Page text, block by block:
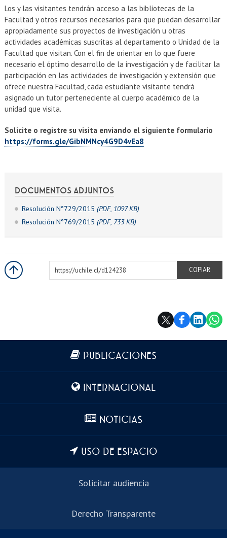
DOCUMENTOS ADJUNTOS
Resolución N°729/2015 (PDF, 1097 KB)
Resolución N°769/2015 (PDF, 733 KB)
Los y las visitantes tendrán acceso a las bibliotecas de la
Facultad y otros recursos necesarios para que puedan desarrollar
apropiadamente sus proyectos de investigación u otras
actividades académicas suscritas al departamento o Unidad de la
Facultad que visitan. Con el fin de orientar en lo que fuere
necesario el óptimo desarrollo de la investigación y de facilitar la
participación en las actividades de investigación y extensión que
ofrece nuestra Facultad, cada estudiante visitante tendrá
asignado un tutor perteneciente al cuerpo académico de la
unidad que visita.
Solicite o registre su visita enviando el siguiente formulario
https://forms.gle/GibNMNcy4G9D4vEa8
https://uchile.cl/d124238
COPIAR
Más información
PUBLICACIONES
INTERNACIONAL
NOTICIAS
USO DE ESPACIO
Solicitar audiencia
Derecho Transparente